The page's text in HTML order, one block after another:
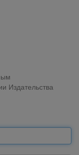
Издательства